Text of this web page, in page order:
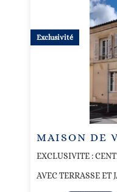
MAISON DE
EXCLUSIVITE :
AVEC TERRASSE ET
Exclusivité